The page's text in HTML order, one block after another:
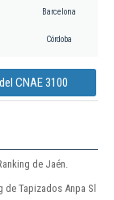
Barcelona
Córdoba
CNAE 3100
de Jaén.
Tapizados Anpa Sl